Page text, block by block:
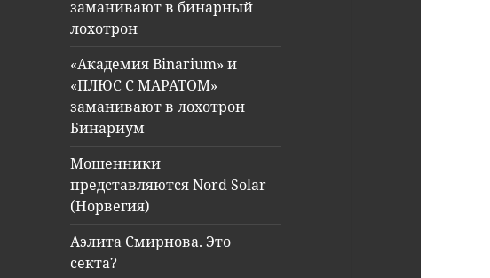
заманивают в бинарный
лохотрон
«Академия Binarium» и
«ПЛЮС С МАРАТОМ»
заманивают в лохотрон
Бинариум
Мошенники
представляются Nord Solar
(Норвегия)
Аэлита Смирнова. Это
секта?